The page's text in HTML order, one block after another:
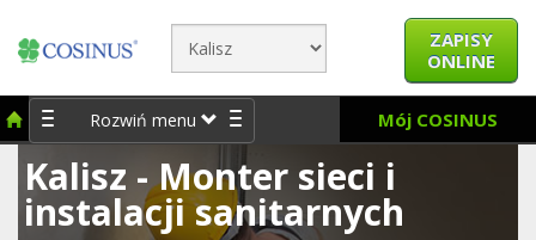
ZAPISY
ONLINE
Rozwiń menu Mój COSINUS
Kalisz - Monter sieci i
instalacji sanitarnych